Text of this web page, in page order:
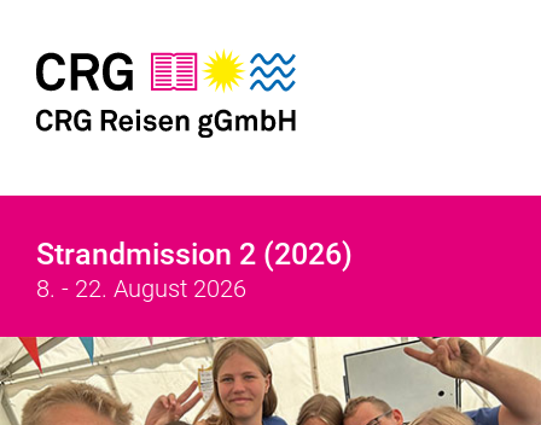
Strandmission 2 (2026)
8. - 22. August 2026